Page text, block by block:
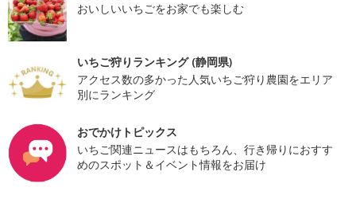
おいしいいちごをお家でも楽しむ
いちご狩りランキング (静岡県)
アクセス数の多かった人気いちご狩り農園をエリア
別にランキング
おでかけトピックス
いちご関連ニュースはもちろん、行き帰りにおすす
めのスポット＆イベント情報をお届け